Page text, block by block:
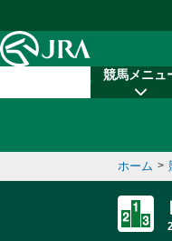
競馬メニュ
ホーム >